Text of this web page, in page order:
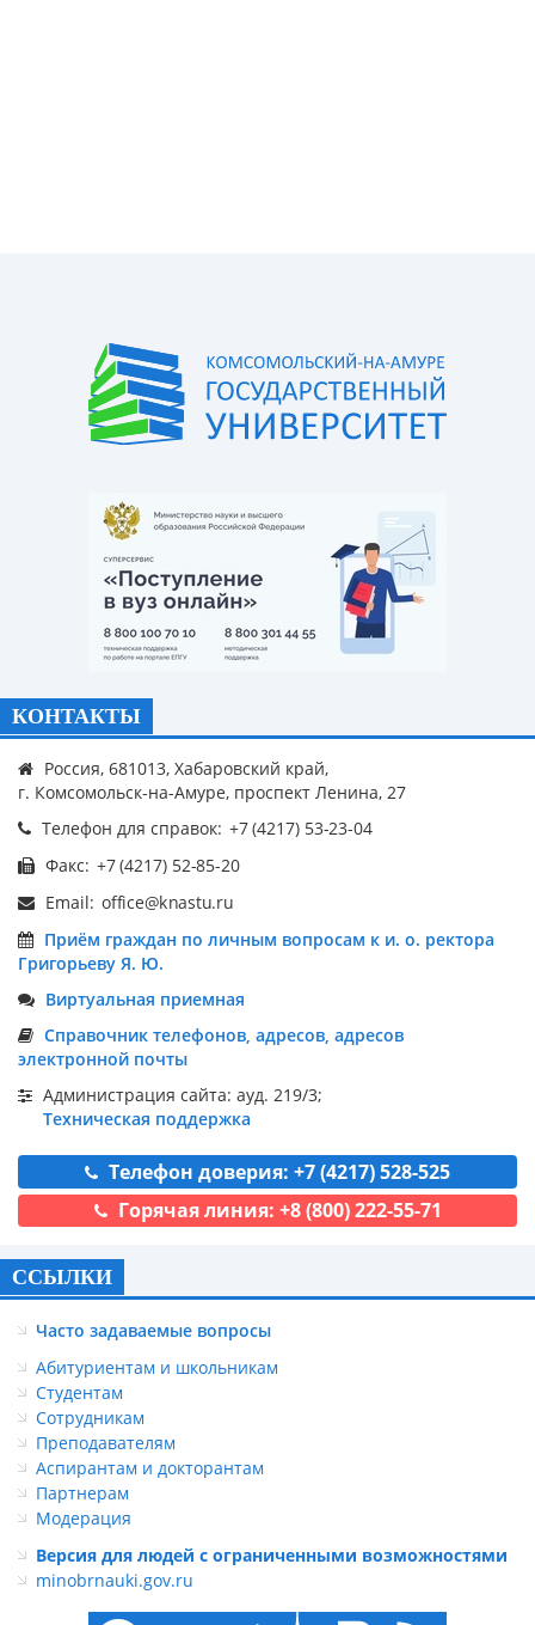
КОНТАКТЫ
Россия, 681013, Хабаровский край,
г. Комсомольск-на-Амуре, проспект Ленина, 27
Телефон для справок:
Факс:
Email:
Приём граждан по личным вопросам к и. о. ректора
Григорьеву Я. Ю.
Виртуальная приемная
Справочник телефонов, адресов, адресов
электронной почты
Администрация сайта: ауд. 219/3;
Техническая поддержка
Телефон доверия: +7 (4217) 528-525
Горячая линия: +8 (800) 222-55-71
ССЫЛКИ
Часто задаваемые вопросы
Абитуриентам и школьникам
Студентам
Сотрудникам
Преподавателям
Аспирантам и докторантам
Партнерам
Модерация
Версия для людей с ограниченными возможностями
minobrnauki.gov.ru